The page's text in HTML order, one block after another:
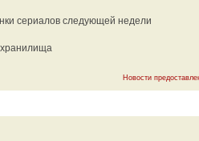
сериалов следующей недели
Новости